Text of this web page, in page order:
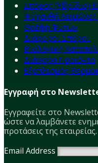
Σπόρος (Υβρίδιο)
Ψυχανθή Λειμώνες
Θρέψη Φυτών
Διάφοροι Σπόροι
Βιολογική
Διάφορα Προϊόντα
Εξοπλισμός
Εγγραφή στο
Εγγραφείτε στο
ώστε να λαμβάνετε
προτάσεις της εταιρείας.
Email Address